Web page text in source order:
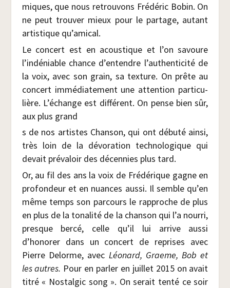
miques, que nous retrou­vons Fré­dé­ric Bobin. On
ne peut trou­ver mieux pour le par­tage, autant
artis­tique qu’amical.
Le concert est en acous­tique et l’on savoure
l’indéniable chance d’entendre l’authenticité de
la voix, avec son grain, sa tex­ture. On prête au
concert immé­dia­te­ment une atten­tion par­ti­cu­
lière. L’échange est dif­fé­rent. On pense bien sûr,
aux plus grand
s de nos artistes Chan­son, qui ont débu­té ain­si,
très loin de la dévo­ra­tion tech­no­lo­gique qui
devait pré­va­loir des décen­nies plus tard.
Or, au fil des ans la voix de Fré­dé­rique gagne en
pro­fon­deur et en nuances aus­si. Il semble qu’en
même temps son par­cours le rap­proche de plus
en plus de la tona­li­té de la chan­son qui l’a nour­ri,
presque ber­cé, celle qu’il lui arrive aus­si
d’honorer dans un concert de reprises avec
Pierre Delorme, avec Léo­nard, Graeme, Bob et
les autres. Pour en par­ler en juillet 2015 on avait
titré « Nos­tal­gic song ». On serait ten­té ce soir